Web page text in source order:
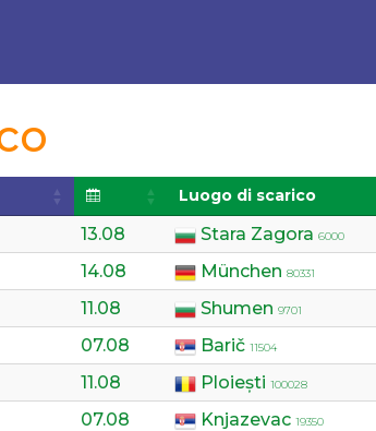
Luogo di scarico
13.08 Stara Zagora 6000
14.08 München 80331
11.08 Shumen 9701
07.08 Barič 11504
11.08 Ploiești 100028
07.08 Knjazevac 19350